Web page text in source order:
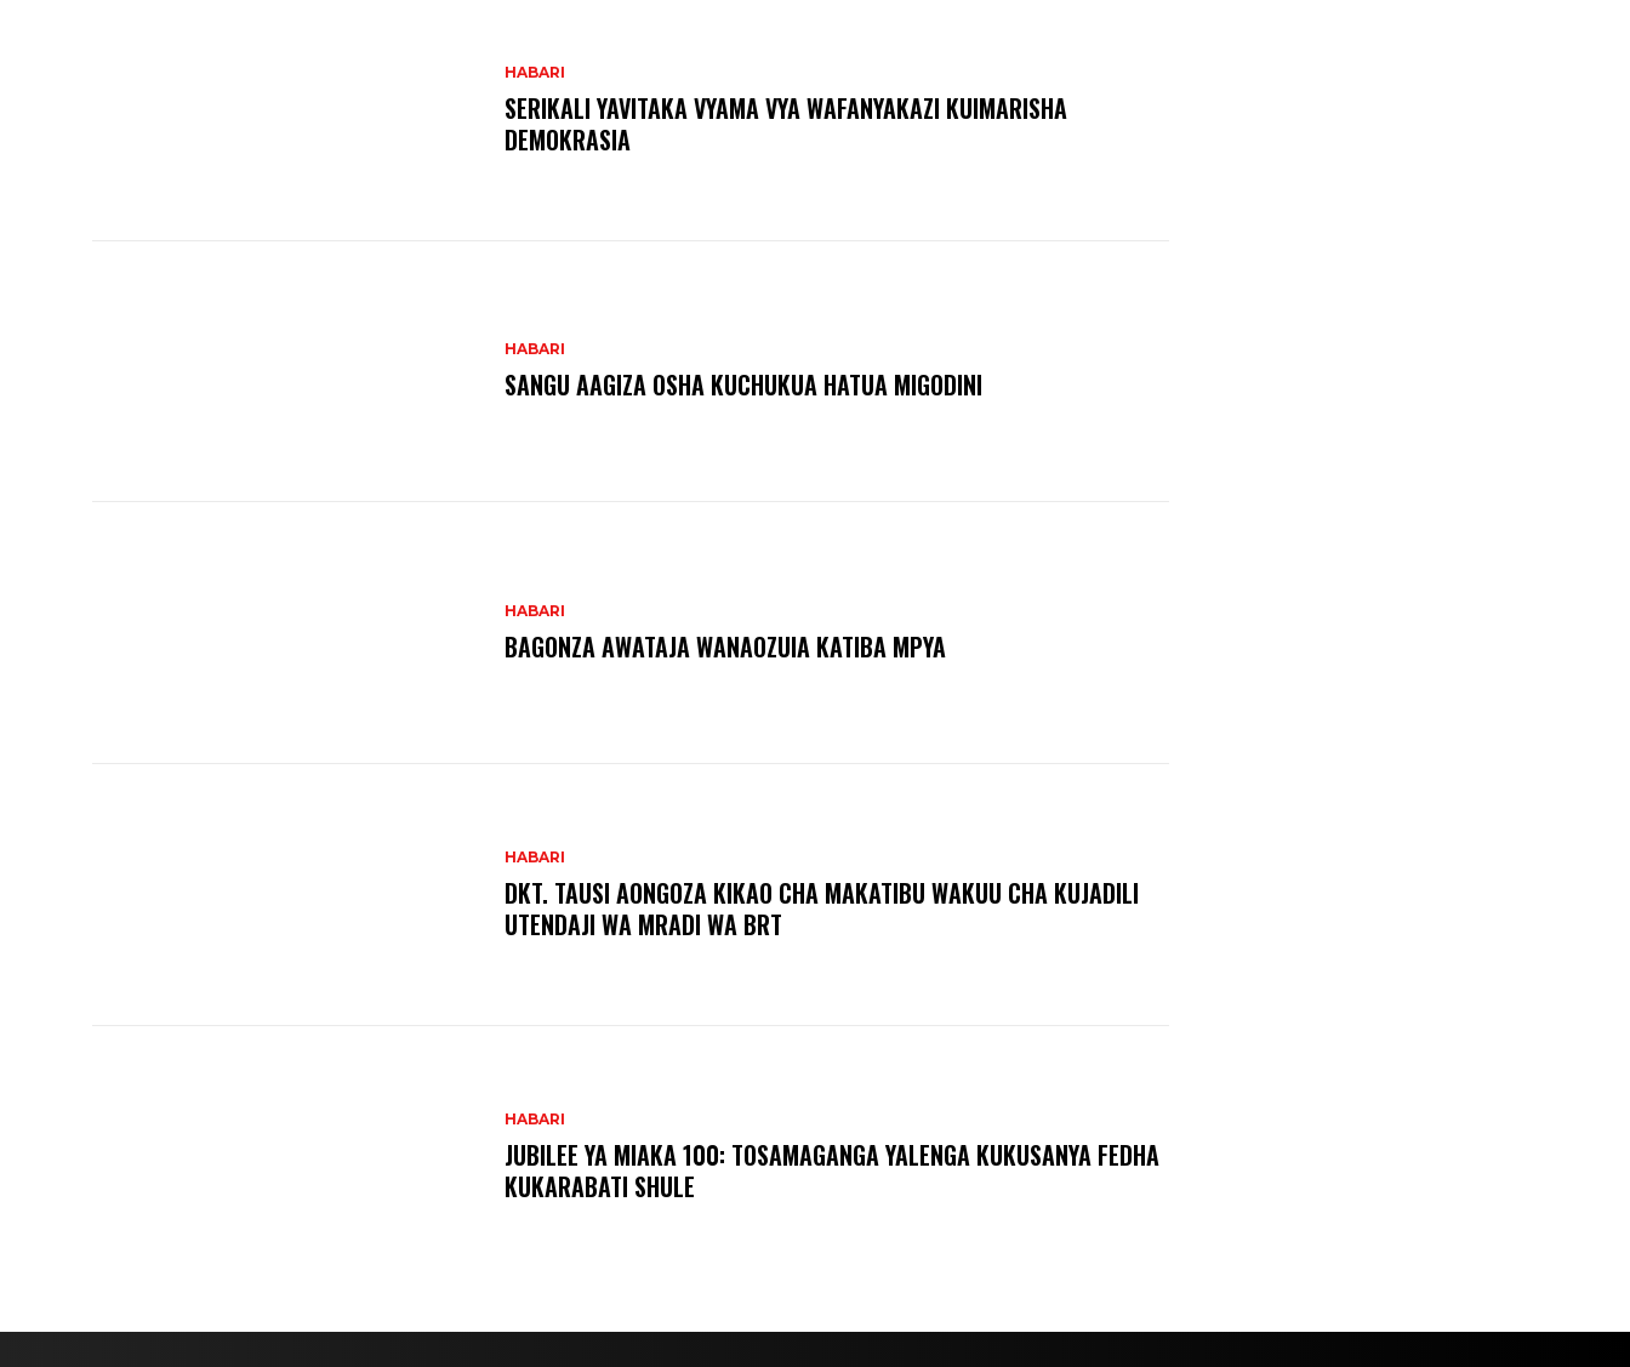
HABARI
SERIKALI YAVITAKA VYAMA VYA WAFANYAKAZI KUIMARISHA
DEMOKRASIA
HABARI
SANGU AAGIZA OSHA KUCHUKUA HATUA MIGODINI ‎
HABARI
BAGONZA AWATAJA WANAOZUIA KATIBA MPYA
HABARI
DKT. TAUSI AONGOZA KIKAO CHA MAKATIBU WAKUU CHA KUJADILI
UTENDAJI WA MRADI WA BRT
HABARI
JUBILEE YA MIAKA 100: TOSAMAGANGA YALENGA KUKUSANYA FEDHA
KUKARABATI SHULE